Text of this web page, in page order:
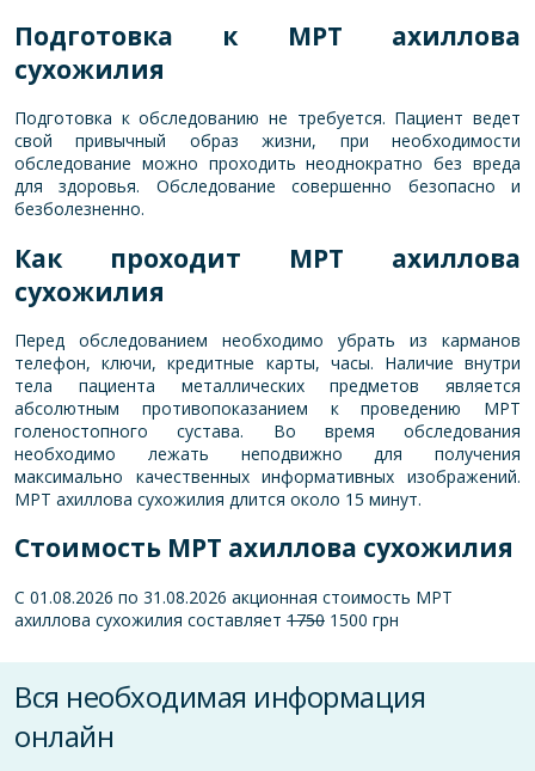
Подготовка к МРТ ахиллова
сухожилия
Подготовка к обследованию не требуется. Пациент ведет
свой привычный образ жизни, при необходимости
обследование можно проходить неоднократно без вреда
для здоровья. Обследование совершенно безопасно и
безболезненно.
Как проходит МРТ ахиллова
сухожилия
Перед обследованием необходимо убрать из карманов
телефон, ключи, кредитные карты, часы. Наличие внутри
тела пациента металлических предметов является
абсолютным противопоказанием к проведению МРТ
голеностопного сустава. Во время обследования
необходимо лежать неподвижно для получения
максимально качественных информативных изображений.
МРТ ахиллова сухожилия длится около 15 минут.
Стоимость МРТ ахиллова сухожилия
С 01.08.2026 по 31.08.2026 акционная стоимость МРТ
ахиллова сухожилия составляет 1750 1500 грн
Вся необходимая информация
онлайн